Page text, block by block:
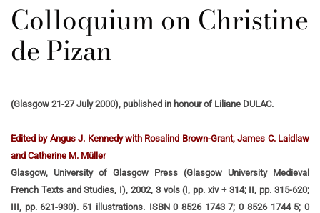
Colloquium on Christine
de Pizan
(Glasgow 21-27 July 2000), published in honour of Liliane DULAC.
Edited by Angus J. Kennedy with Rosalind Brown-Grant, James C. Laidlaw
and Catherine M. Müller
Glasgow, University of Glasgow Press (Glasgow University Medieval
French Texts and Studies, I), 2002, 3 vols (I, pp. xiv + 314; II, pp. 315-620;
III, pp. 621-930). 51 illustrations. ISBN 0 8526 1743 7; 0 8526 1744 5; 0